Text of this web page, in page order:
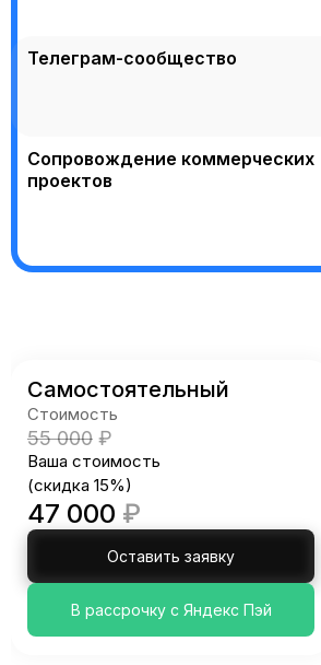
Телеграм-сообщество
Сопровождение коммерческих
проектов
Самостоятельный
Стоимость
55 000 ₽
Ваша стоимость
(скидка 15%)
47 000 ₽
Оставить заявку
В рассрочку с Яндекс Пэй